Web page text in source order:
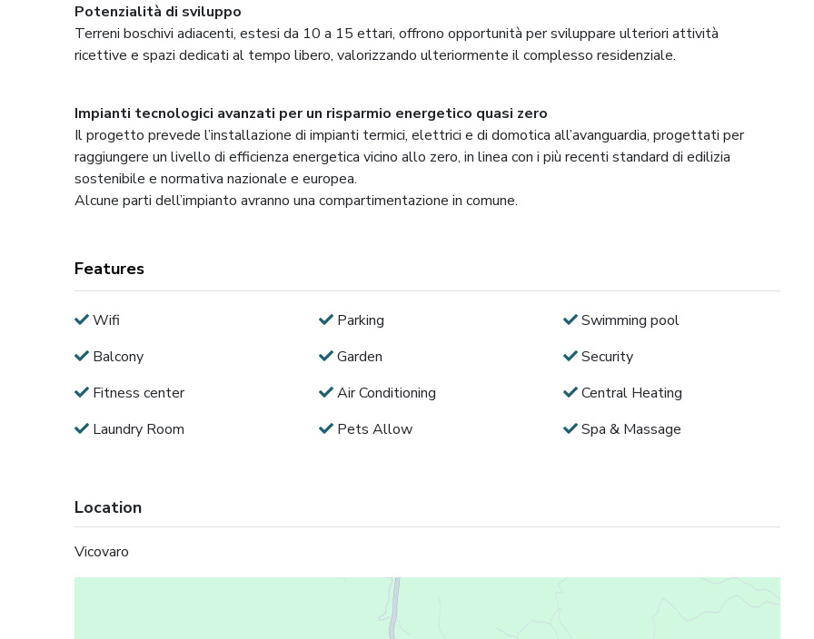
Potenzialità di sviluppo
Terreni boschivi adiacenti, estesi da 10 a 15 ettari, offrono opportunità per sviluppare ulteriori attività
ricettive e spazi dedicati al tempo libero, valorizzando ulteriormente il complesso residenziale.
Impianti tecnologici avanzati per un risparmio energetico quasi zero
Il progetto prevede l’installazione di impianti termici, elettrici e di domotica all’avanguardia, progettati per
raggiungere un livello di efficienza energetica vicino allo zero, in linea con i più recenti standard di edilizia
sostenibile e normativa nazionale e europea.
Alcune parti dell’impianto avranno una compartimentazione in comune.
Features
Wifi Parking
Swimming pool
Balcony
Garden
Security
Fitness center
Air Conditioning
Central Heating
Laundry Room
Pets Allow Spa & Massage
Location
Vicovaro